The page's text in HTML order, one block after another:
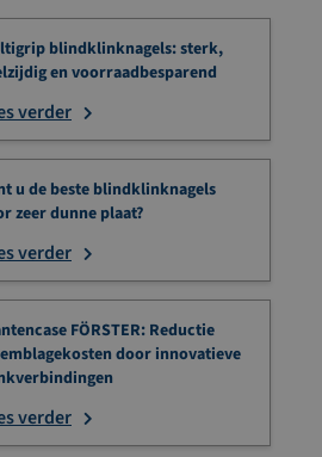
blindklinknagels: sterk,
en voorraadbesparend
verder
u de beste blindklinknagels
zeer dunne plaat?
verder
FÖRSTER: Reductie
door innovatieve
verder